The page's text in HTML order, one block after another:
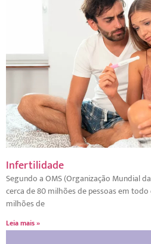
Infertilidade
Segundo a OMS (Organização Mundial
cerca de 80 milhões de pessoas em
milhões de
Leia mais »